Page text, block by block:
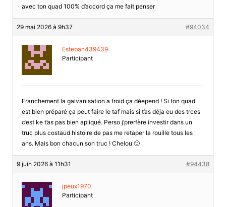
avec ton quad 100% d’accord ça me fait penser
29 mai 2026 à 9h37 #94034
Esteban439439
Participant
Franchement la galvanisation a froid ça déepend ! Si ton quad
est bien préparé ça peut faire le taf mais si t’as déja eu des trces
c’est ke t’as pas bien apliqué. Perso j’prerfère investir dans un
truc plus costaud histoire de pas me retaper la rouille tous les
ans. Mais bon chacun son truc ! Chelou 🙂
9 juin 2026 à 11h31 #94438
jpeux1970
Participant